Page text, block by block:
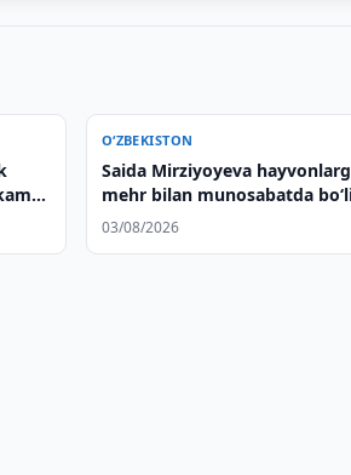
O‘ZBEKISTON
Saida Mirziyoyeva
mehr bilan munosabatda
chaqirdi
03/08/2026